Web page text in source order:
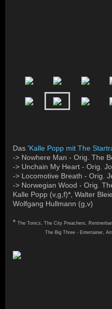
Das 'Kalle Popp mit The
-> Nowhere Man - Orig. The
-> Unchain My Heart - Orig.
-> Locomotive Breath - Orig.
-> Norwegian Wood - Orig.
Kalle Popp (v,g,f)*, Walter
Wolfgang Hullmann (g,v)
* The Tonics, The City Preachers,
The Big Three - Entertainer,